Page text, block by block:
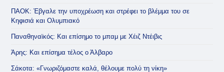
ΠΑΟΚ: Έβγαλε την υποχρέωση και στρέφει το βλέμμα του σε
Κηφισιά και Ολυμπιακό
Παναθηναϊκός: Και επίσημο το μπαμ με Χέιζ Ντέιβις
Άρης: Και επίσημα τέλος ο Άλβαρο
Σάκοτα: «Γνωριζόμαστε καλά, θέλουμε πολύ τη νίκη»